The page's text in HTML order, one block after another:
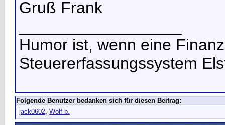
Gruß Frank
Humor ist, wenn eine
Steuererfassungssystem
Folgende Benutzer bedanken sich für diesen Beitrag:
jack0602, Wolf b.